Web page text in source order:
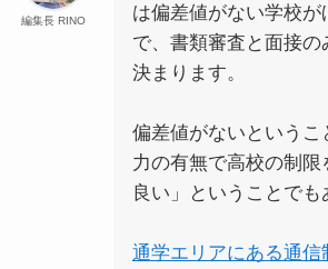
編集長 RINO
は偏差値がない学校が
で、書類審査と面接の
決まります。
偏差値がないというこ
力の有無で高校の制限
良い」ということでも
通学エリアにある通信